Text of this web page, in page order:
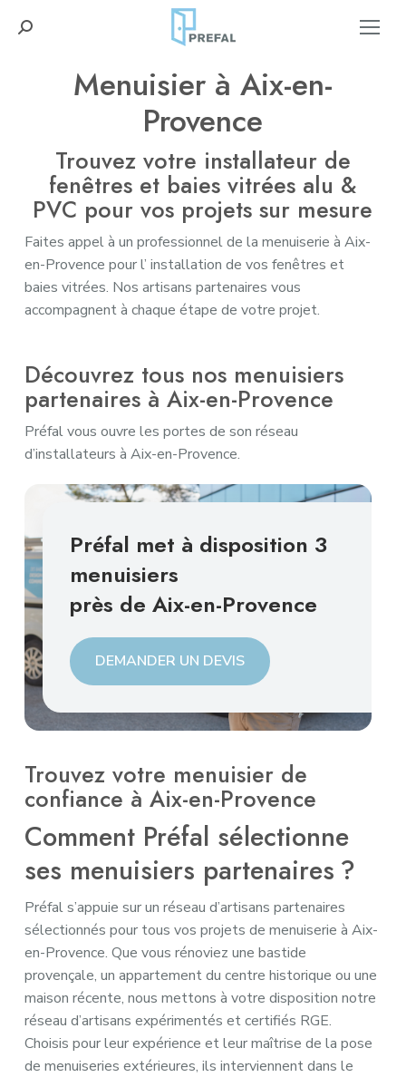
Recherche
Menuisier à Aix-en-
Provence
Trouvez votre installateur de
fenêtres et baies vitrées alu &
PVC pour vos projets sur mesure
Faites appel à un professionnel de la menuiserie à Aix-
en-Provence pour l’ installation de vos fenêtres et
baies vitrées. Nos artisans partenaires vous
accompagnent à chaque étape de votre projet.
Découvrez tous nos menuisiers
partenaires à Aix-en-Provence
Préfal vous ouvre les portes de son réseau
d’installateurs à Aix-en-Provence.
Préfal met à disposition 3
menuisiers
près de Aix-en-Provence
DEMANDER UN DEVIS
Trouvez votre menuisier de
confiance à Aix-en-Provence
Comment Préfal sélectionne
ses menuisiers partenaires ?
Préfal s’appuie sur un réseau d’artisans partenaires
sélectionnés pour tous vos projets de menuiserie à Aix-
en-Provence. Que vous rénoviez une bastide
provençale, un appartement du centre historique ou une
maison récente, nous mettons à votre disposition notre
réseau d’artisans expérimentés et certifiés RGE.
Choisis pour leur expérience et leur maîtrise de la pose
de menuiseries extérieures, ils interviennent dans le